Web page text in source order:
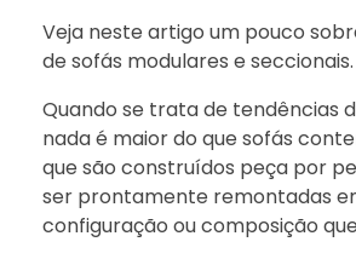
Veja neste artigo um pouco
de sofás modulares e seccionais.
Quando se trata de tendências
nada é maior do que sofás
que são construídos peça por
ser prontamente remontadas
configuração ou composição